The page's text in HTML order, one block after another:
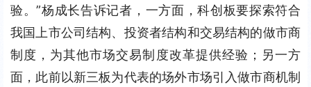
验。”杨成长告诉记者，一方面，科创板要探索符合
我国上市公司结构、投资者结构和交易结构的做市商
制度，为其他市场交易制度改革提供经验；另一方
面，此前以新三板为代表的场外市场引入做市商机制